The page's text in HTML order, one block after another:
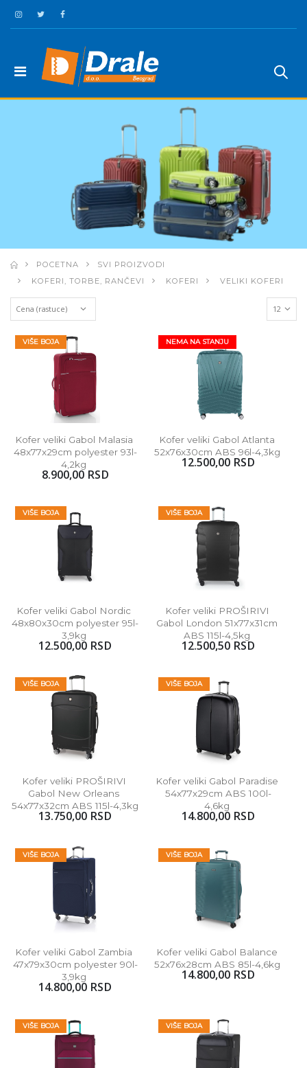
POCETNA
SVI PROIZVODI
KOFERI, TORBE, RANČEVI
KOFERI VELIKI KOFERI
VIŠE BOJA
Kofer veliki Gabol Malasia
48x77x29cm polyester 93l-
4,2kg
8.900,00 RSD
NEMA NA STANJU
Kofer veliki Gabol Atlanta
52x76x30cm ABS 96l-4,3kg
12.500,00 RSD
VIŠE BOJA
Kofer veliki Gabol Nordic
48x80x30cm polyester 95l-
3,9kg
12.500,00 RSD
VIŠE BOJA
Kofer veliki PROŠIRIVI
Gabol London 51x77x31cm
ABS 115l-4,5kg
12.500,50 RSD
VIŠE BOJA
Kofer veliki PROŠIRIVI
Gabol New Orleans
54x77x32cm ABS 115l-4,3kg
13.750,00 RSD
VIŠE BOJA
Kofer veliki Gabol Paradise
54x77x29cm ABS 100l-
4,6kg
14.800,00 RSD
VIŠE BOJA
Kofer veliki Gabol Zambia
47x79x30cm polyester 90l-
3,9kg
14.800,00 RSD
VIŠE BOJA
Kofer veliki Gabol Balance
52x76x28cm ABS 85l-4,6kg
14.800,00 RSD
VIŠE BOJA VIŠE BOJA